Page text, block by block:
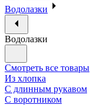
Водолазки
Водолазки
Смотреть все товары
Из хлопка
С длинным рукавом
С воротником